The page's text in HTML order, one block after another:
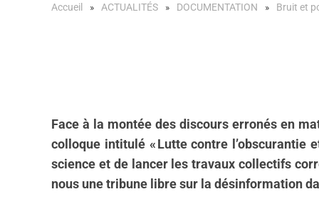
Accueil ACTUALITÉS DOCUMENTATION Bruit et
Face à la montée des discours erronés en
colloque intitulé « Lutte contre l’obscurantie
science et de lancer les travaux collectifs
nous une tribune libre sur la désinformation